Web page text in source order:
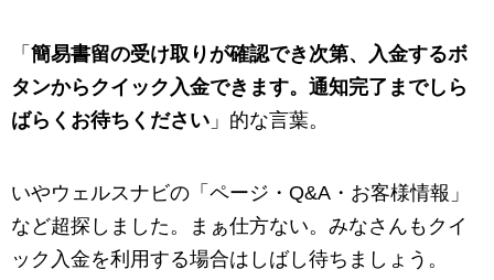
「 簡易書留の受け取りが確認でき次第、入金するボ
タンからクイック入金できます。通知完了までしら
ばらくお待ちください 」的な言葉。
いやウェルスナビの「ページ・Q&A・お客様情報」
など超探しました。まぁ仕方ない。みなさんもクイ
ック入金を利用する場合はしばし待ちましょう。